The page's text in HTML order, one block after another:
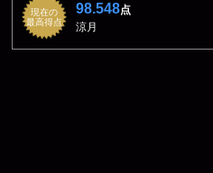
現在の
最高得点
98.548点
涼月